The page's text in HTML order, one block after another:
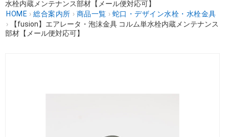
水栓内蔵メンテナンス部材【メール便対応可】
HOME › 総合案内所 › 商品一覧 › 蛇口・デザイン水栓・水栓金具
›
【fusion】エアレータ・泡沫金具 コルム単水栓内蔵メンテナンス
部材【メール便対応可】